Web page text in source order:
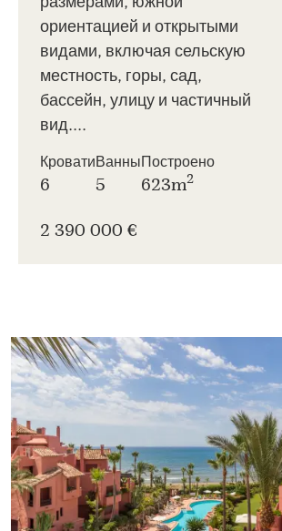
ориентацией и открытыми
видами, включая сельскую
местность, горы, сад,
бассейн, улицу и частичный
вид....
Кровати
6
Ванны
5
Построено
623m2
2 390 000 €